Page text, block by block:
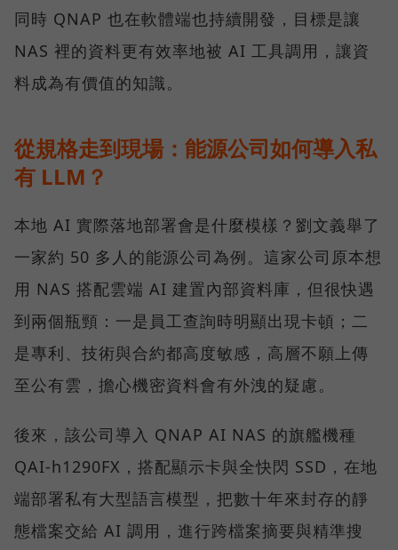
同時 QNAP 也在軟體端也持續開發，目標是讓
NAS 裡的資料更有效率地被 AI 工具調用，讓資
料成為有價值的知識。
從規格走到現場：能源公司如何導入私
有 LLM？
本地 AI 實際落地部署會是什麼模樣？劉文義舉了
一家約 50 多人的能源公司為例。這家公司原本想
用 NAS 搭配雲端 AI 建置內部資料庫，但很快遇
到兩個瓶頸：一是員工查詢時明顯出現卡頓；二
是專利、技術與合約都高度敏感，高層不願上傳
至公有雲，擔心機密資料會有外洩的疑慮。
後來，該公司導入 QNAP AI NAS 的旗艦機種
QAI-h1290FX，搭配顯示卡與全快閃 SSD，在地
端部署私有大型語言模型，把數十年來封存的靜
態檔案交給 AI 調用，進行跨檔案摘要與精準搜